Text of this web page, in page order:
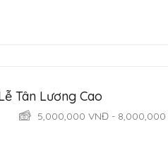
Tân Lương Cao
5,000,000 VNĐ - 8,000,000